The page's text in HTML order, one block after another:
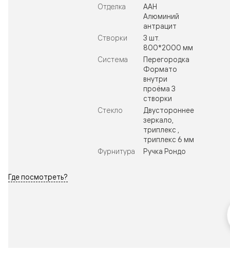
Отделка
ААН
Алюминий
антрацит
Створки
3 шт.
800*2000 мм
Система
Перегородка
Формато
внутри
проёма 3
створки
Стекло
Двустороннее
зеркало,
триплекс ,
триплекс 6 мм
Фурнитура
Ручка Рондо
Где посмотреть?